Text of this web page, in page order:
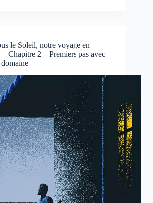
le Soleil, notre voyage en
Chapitre 2 – Premiers pas avec
domaine